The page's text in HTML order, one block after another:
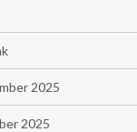
2025
2025